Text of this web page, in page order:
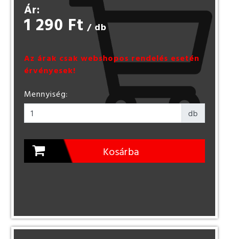
Ár:
1 290 Ft / db
Az árak csak webshopos rendelés esetén
érvényesek!
Mennyiség:
db
Kosárba